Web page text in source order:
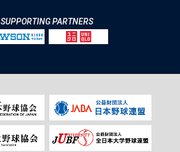
SUPPORTING PARTNERS